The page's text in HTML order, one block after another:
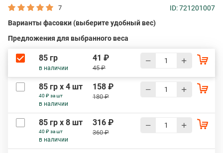
7
ID: 721201007
Варианты фасовки (выберите удобный вес)
Предложения для выбранного веса
85 гр
в наличии
41 ₽
45 ₽
85 гр х 4 шт
40 ₽ за шт
в наличии
158 ₽
180 ₽
85 гр х 8 шт
40 ₽ за шт
в наличии
316 ₽
360 ₽